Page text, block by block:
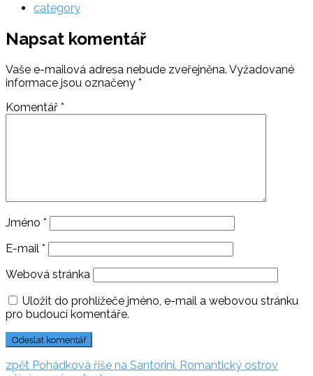
category
Napsat komentář
Vaše e-mailová adresa nebude zveřejněna. Vyžadované
informace jsou označeny *
Komentář *
Jméno *
E-mail *
Webová stránka
Uložit do prohlížeče jméno, e-mail a webovou stránku
pro budoucí komentáře.
Navigace
zpět zpět:
Pohádková říše na Santorini. Romantický ostrov